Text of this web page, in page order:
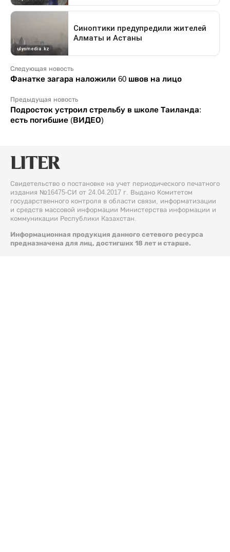
Следующая новость
Фанатке загара наложили 60 швов на лицо
Предыдущая новость
Подросток устроил стрельбу в школе Таиланда:
есть погибшие (ВИДЕО)
Свидетельство о постановке на учет периодического печатного
издания №16475-СИ от 24.04.2017 г. Выдано Комитетом
государственного контроля в области связи, информатизации
и средств массовой информации Министерства информации и
коммуникации Республики Казахстан.
Информационная продукция данного сетевого ресурса
предназначена для лиц, достигших 18 лет и старше.